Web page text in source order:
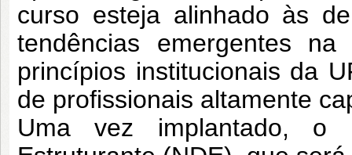
curso esteja alinhado às
tendências emergentes
princípios institucionais da
de profissionais altamente
Uma vez implantado, o